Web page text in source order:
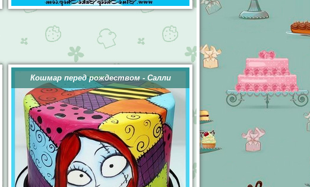
Кошмар перед рождеством - Салли